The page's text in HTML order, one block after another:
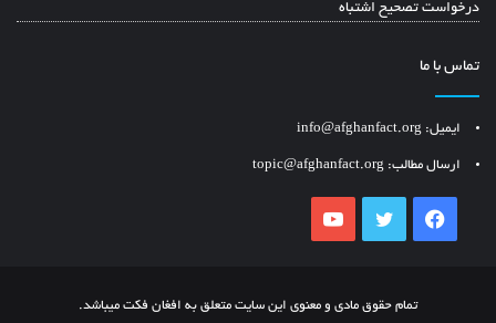
درخواست تصحیح اشتباه
تماس با ما
ایمیل: info@afghanfact.org
ارسال مطالب: topic@afghanfact.org
Facebook
Twitter
YouTube
تمام حقوق مادی و معنوی این سایت متعلق به افغان فکت میباشد.